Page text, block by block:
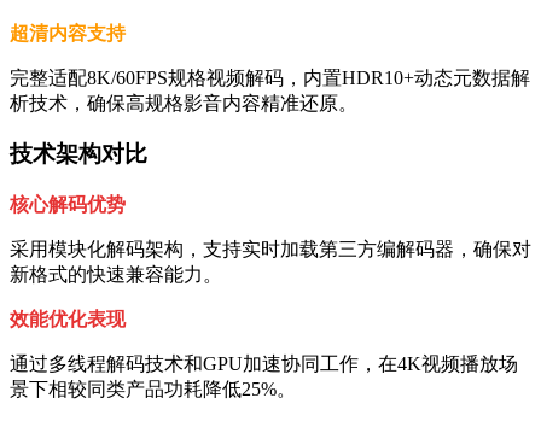
超清内容支持
完整适配8K/60FPS规格视频解码，内置HDR10+动态元数据解
析技术，确保高规格影音内容精准还原。
技术架构对比
核心解码优势
采用模块化解码架构，支持实时加载第三方编解码器，确保对
新格式的快速兼容能力。
效能优化表现
通过多线程解码技术和GPU加速协同工作，在4K视频播放场
景下相较同类产品功耗降低25%。